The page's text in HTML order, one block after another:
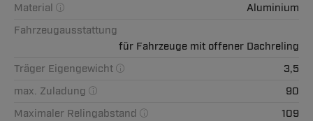
Material
Aluminium
Fahrzeugausstattung
für Fahrzeuge mit offener Dachreling
Träger Eigengewicht
3,5
max. Zuladung
90
Maximaler Relingabstand
109